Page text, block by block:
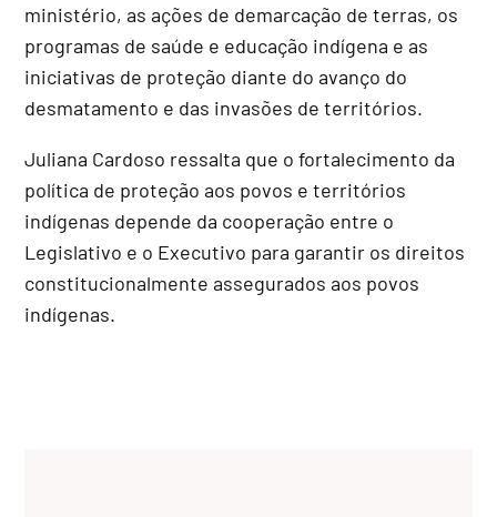
ministério, as ações de demarcação de terras, os
programas de saúde e educação indígena e as
iniciativas de proteção diante do avanço do
desmatamento e das invasões de territórios.
Juliana Cardoso ressalta que o fortalecimento da
política de proteção aos povos e territórios
indígenas depende da cooperação entre o
Legislativo e o Executivo para garantir os direitos
constitucionalmente assegurados aos povos
indígenas.